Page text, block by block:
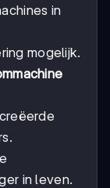
in
mogelijk.
creëerde
in leven.